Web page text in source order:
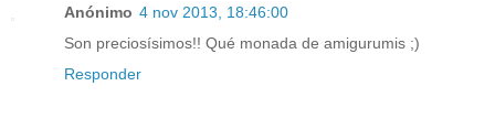
Anónimo 4 nov 2013, 18:46:00
Son preciosísimos!! Qué monada de amigurumis ;)
Responder